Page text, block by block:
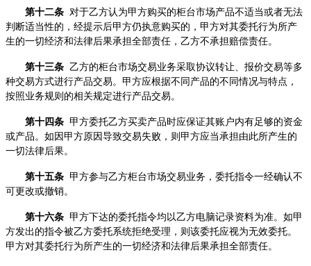
第十二条 对于乙方认为甲方购买的柜台市场产品不适当或者无法
判断适当性的，经提示后甲方仍执意购买的，甲方对其委托行为所产
生的一切经济和法律后果承担全部责任，乙方不承担赔偿责任。
第十三条 乙方的柜台市场交易业务采取协议转让、报价交易等多
种交易方式进行产品交易。甲方应根据不同产品的不同情况与特点，
按照业务规则的相关规定进行产品交易。
第十四条 甲方委托乙方买卖产品时应保证其账户内有足够的资金
或产品。如因甲方原因导致交易失败，则甲方应当承担由此所产生的
一切法律后果。
第十五条 甲方参与乙方柜台市场交易业务，委托指令一经确认不
可更改或撤销。
第十六条 甲方下达的委托指令均以乙方电脑记录资料为准。如甲
方发出的指令被乙方委托系统拒绝受理，则该委托应视为无效委托。
甲方对其委托行为所产生的一切经济和法律后果承担全部责任。